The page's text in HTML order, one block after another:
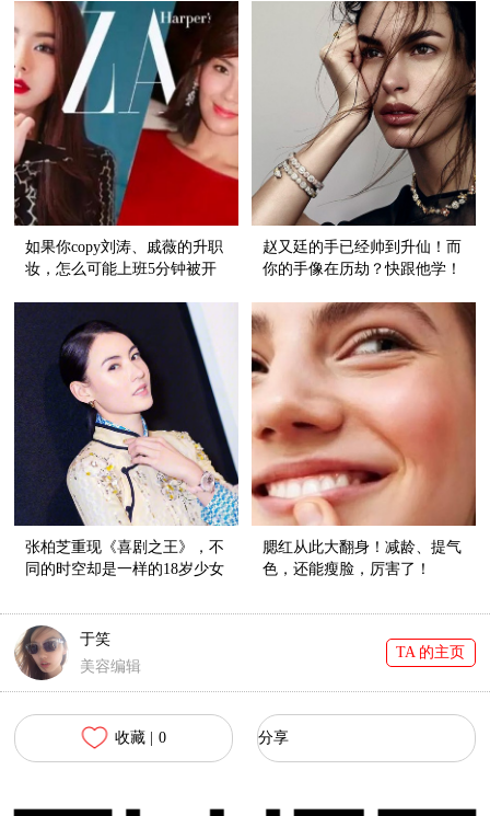
如果你copy刘涛、戚薇的升职
妆，怎么可能上班5分钟被开
赵又廷的手已经帅到升仙！而
你的手像在历劫？快跟他学！
张柏芝重现《喜剧之王》，不
同的时空却是一样的18岁少女
腮红从此大翻身！减龄、提气
色，还能瘦脸，厉害了！
于笑
美容编辑
TA 的主页
收藏 | 0 分享